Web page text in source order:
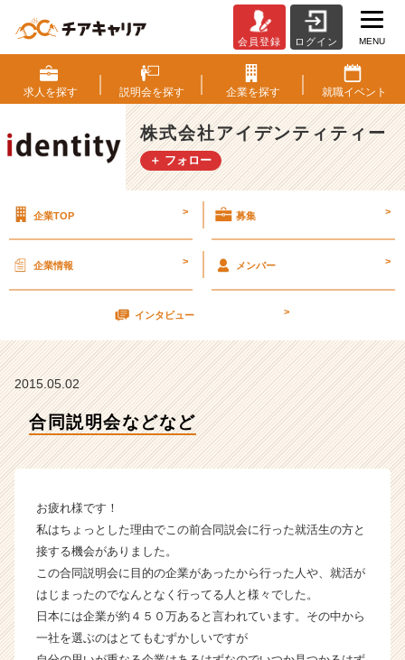
同
説
明
会
な
ど
式
ア
イ
ィ
の
ム
イ
ン】
|
ベ
ン
チ
会員登録 ログイン MENU
求人を探す 説明会を探す 企業を探す 就職イベント
株式会社アイデンティティー
＋ フォロー
企業TOP > 募集 >
企業情報 > メンバー >
インタビュー >
2015.05.02
合同説明会などなど
お疲れ様です！
私はちょっとした理由でこの前合同説会に行った就活生の方と
接する機会がありました。
この合同説明会に目的の企業があったから行った人や、就活が
はじまったのでなんとなく行ってる人と様々でした。
日本には企業が約４５０万あると言われています。その中から
一社を選ぶのはとてもむずかしいですが